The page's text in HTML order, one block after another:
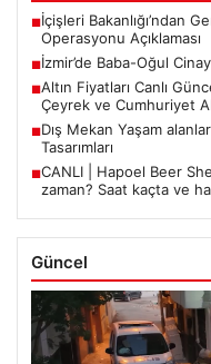
■İçişleri Bakanlığı’ndan
Operasyonu Açıklaması
■İzmir’de Baba-Oğul
■Altın Fiyatları Canlı
Çeyrek ve Cumhuriyet
■Dış Mekan Yaşam
Tasarımları
■CANLI | Hapoel Beer
zaman? Saat kaçta ve
Güncel